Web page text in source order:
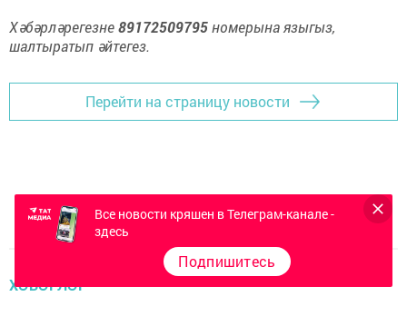
Хәбәрләрегезне89172509795номерына языгыз,
шалтыратып әйтегез.
Перейти на страницу новости
ХӘБӘРЛӘР
Все новости кряшен в Телеграм-канале -
здесь
Подпишитесь